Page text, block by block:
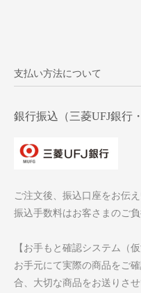
支払い方法について
銀行振込（三菱UFJ銀行
ご注文後、振込口座をお伝え
振込手数料はお客さまのご
【お手もと確認システム（
お手元にて実際の商品をご
合、大切な商品をお送りさ